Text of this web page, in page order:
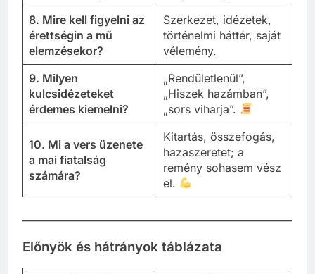
8. Mire kell figyelni az
érettségin a mű
elemzésekor?
Szerkezet, idézetek,
történelmi háttér, saját
vélemény.
9. Milyen
kulcsidézeteket
érdemes kiemelni?
„Rendületlenül”,
„Hiszek hazámban”,
„sors viharja”.
10. Mi a vers üzenete
a mai fiatalság
számára?
Kitartás, összefogás,
hazaszeretet; a
remény sohasem vész
el.
Előnyök és hátrányok táblázata